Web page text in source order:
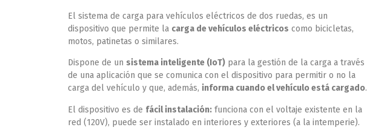
El sistema de carga para vehículos eléctricos de dos ruedas, es un
dispositivo que permite la carga de vehículos eléctricos como bicicletas,
motos, patinetas o similares.
Dispone de un sistema inteligente (IoT) para la gestión de la carga a través
de una aplicación que se comunica con el dispositivo para permitir o no la
carga del vehículo y que, además, informa cuando el vehículo está cargado.
El dispositivo es de fácil instalación: funciona con el voltaje existente en la
red (120V), puede ser instalado en interiores y exteriores (a la intemperie).